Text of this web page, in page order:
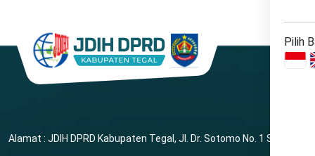
Pilih
Alamat : JDIH DPRD Kabupaten Tegal, Jl. Dr. Sotomo No. 1 Slawi